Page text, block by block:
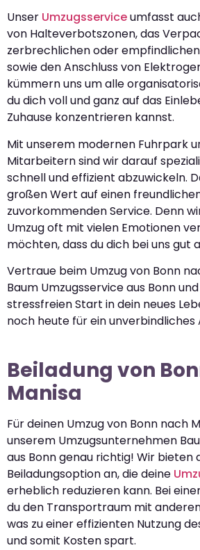
Unser Umzugsserviceumfasst
von Halteverbotszonen, das
zerbrechlichen oder
sowie den Anschluss von
kümmern uns um alle
du dich voll und ganz auf das
Zuhause konzentrieren kannst.
Mit unserem modernen Fuhrpark
Mitarbeitern sind wir darauf
schnell und effizient abzuwickeln.
großen Wert auf einen
zuvorkommenden Service. Denn
Umzug oft mit vielen Emotionen
möchten, dass du dich bei uns gut
Vertraue beim Umzug von Bonn
Baum Umzugsservice aus Bonn
stressfreien Start in dein neues
noch heute für ein unverbindliches
Beiladung von
Manisa
Für deinen Umzug von Bonn nach
unserem Umzugsunternehmen
aus Bonn genau richtig! Wir bieten
Beiladungsoption an, die deine
erheblich reduzieren kann. Bei
du den Transportraum mit
was zu einer effizienten Nutzung
und somit Kosten spart.